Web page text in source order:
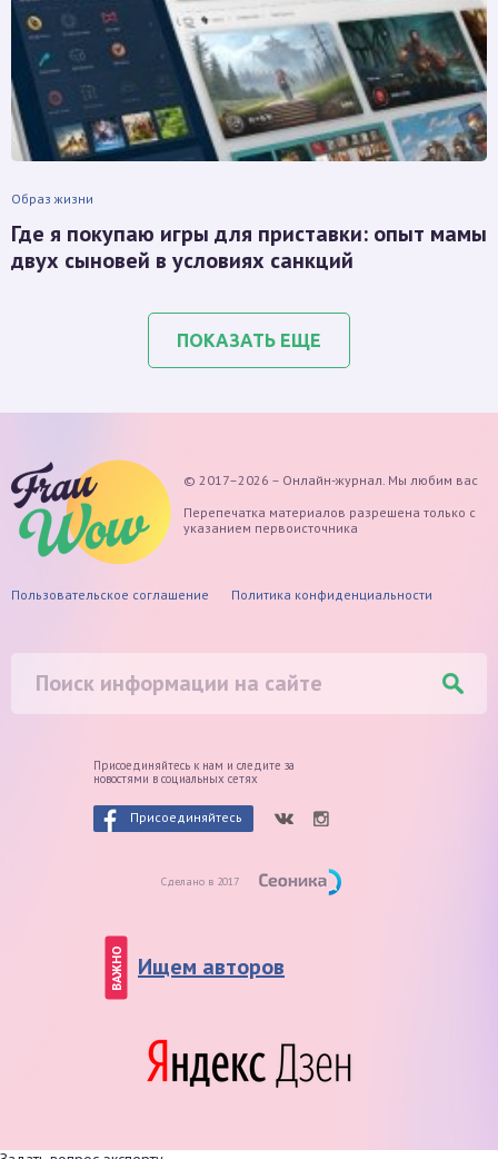
Образ жизни
Где я покупаю игры для приставки: опыт мамы
двух сыновей в условиях санкций
ПОКАЗАТЬ ЕЩЕ
© 2017–2026 – Онлайн-журнал. Мы любим вас
Перепечатка материалов разрешена только с
указанием первоисточника
Пользовательское соглашение Политика конфиденциальности
Присоединяйтесь к нам и следите за
новостями в социальных сетях
Присоединяйтесь
Сделано в 2017
ВАЖНО Ищем авторов